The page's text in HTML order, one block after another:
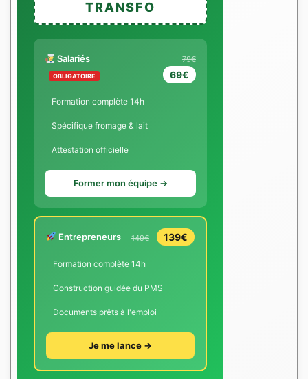
TRANSFO
Salariés
OBLIGATOIRE
79€
69€
Formation complète 14h
Spécifique fromage & lait
Attestation officielle
Former mon équipe →
Entrepreneurs 149€ 139€
Formation complète 14h
Construction guidée du PMS
Documents prêts à l'emploi
Je me lance →